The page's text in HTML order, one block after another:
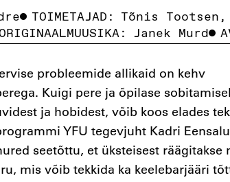
TOIMETAJAD: Tõnis
Janek Murd
probleemide allikaid on kehv
Kuigi pere ja õpilase sobitamisel
ja hobidest, võib koos elades
YFU tegevjuht Kadri
seetõttu, et üksteisest räägitakse
mis võib tekkida ka keelebarjääri